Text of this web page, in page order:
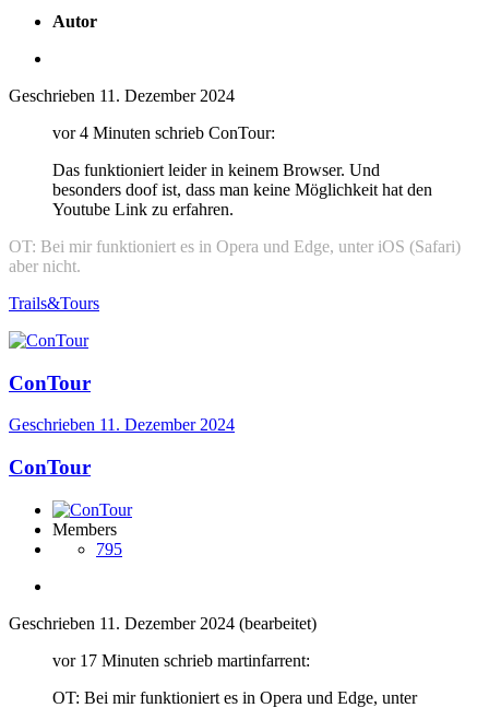
Autor
Geschrieben 11. Dezember 2024
vor 4 Minuten schrieb ConTour:
Das funktioniert leider in keinem Browser. Und
besonders doof ist, dass man keine Möglichkeit hat den
Youtube Link zu erfahren.
OT: Bei mir funktioniert es in Opera und Edge, unter iOS (Safari)
aber nicht.
Trails&Tours
ConTour
Geschrieben 11. Dezember 2024
ConTour
Members
795
Geschrieben 11. Dezember 2024 (bearbeitet)
vor 17 Minuten schrieb martinfarrent:
OT: Bei mir funktioniert es in Opera und Edge, unter